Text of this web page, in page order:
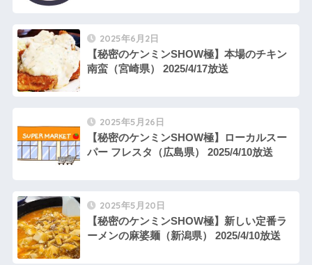
2025年6月2日
【秘密のケンミンSHOW極】本場のチキン
南蛮（宮崎県） 2025/4/17放送
2025年5月26日
【秘密のケンミンSHOW極】ローカルスー
パー フレスタ（広島県） 2025/4/10放送
2025年5月20日
【秘密のケンミンSHOW極】新しい定番ラ
ーメンの麻婆麺（新潟県） 2025/4/10放送